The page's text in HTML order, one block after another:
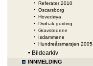
Referater 2010
Oscarsborg
Hovedøya
Drøbak-guiding
Gravstedene
Isdammene
Hundreårsmarsjen 2005
Bildearkiv
INNMELDING